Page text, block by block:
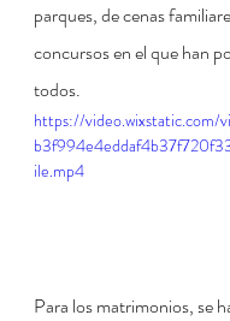
parques, de cenas
concursos en el que han
todos.
https://video.wixstatic.com/
ile.mp4
Para los matrimonios, se